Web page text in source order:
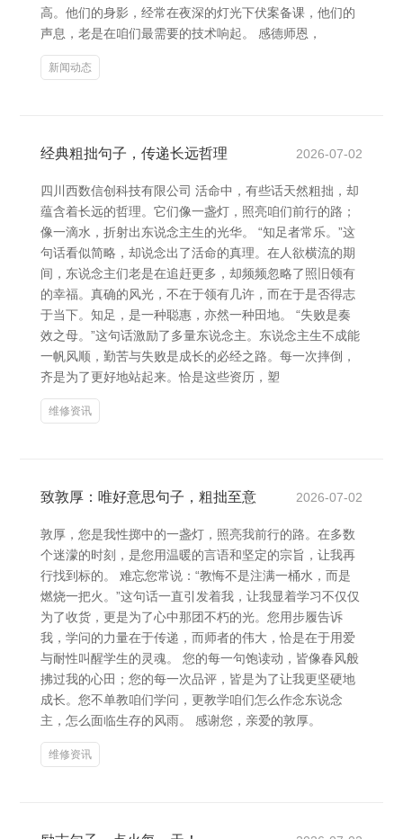
高。他们的身影，经常在夜深的灯光下伏案备课，他们的
声息，老是在咱们最需要的技术响起。 感德师恩，
新闻动态
经典粗拙句子，传递长远哲理 2026-07-02
四川西数信创科技有限公司 活命中，有些话天然粗拙，却
蕴含着长远的哲理。它们像一盏灯，照亮咱们前行的路；
像一滴水，折射出东说念主生的光华。 “知足者常乐。”这
句话看似简略，却说念出了活命的真理。在人欲横流的期
间，东说念主们老是在追赶更多，却频频忽略了照旧领有
的幸福。真确的风光，不在于领有几许，而在于是否得志
于当下。知足，是一种聪惠，亦然一种田地。 “失败是奏
效之母。”这句话激励了多量东说念主。东说念主生不成能
一帆风顺，勤苦与失败是成长的必经之路。每一次摔倒，
齐是为了更好地站起来。恰是这些资历，塑
维修资讯
致敦厚：唯好意思句子，粗拙至意 2026-07-02
敦厚，您是我性掷中的一盏灯，照亮我前行的路。在多数
个迷濛的时刻，是您用温暖的言语和坚定的宗旨，让我再
行找到标的。 难忘您常说：“教悔不是注满一桶水，而是
燃烧一把火。”这句话一直引发着我，让我显着学习不仅仅
为了收货，更是为了心中那团不朽的光。您用步履告诉
我，学问的力量在于传递，而师者的伟大，恰是在于用爱
与耐性叫醒学生的灵魂。 您的每一句饱读动，皆像春风般
拂过我的心田；您的每一次品评，皆是为了让我更坚硬地
成长。您不单教咱们学问，更教学咱们怎么作念东说念
主，怎么面临生存的风雨。 感谢您，亲爱的敦厚。
维修资讯